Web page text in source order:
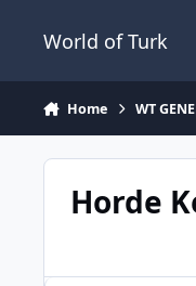
World of Turk
Home WT
Horde